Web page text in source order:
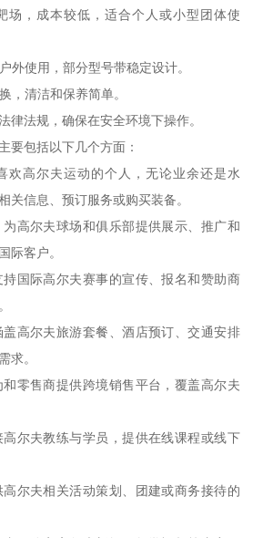
场，成本较低，适合个人或小型团体使
外使用，部分型号带稳定设计。
，清洁和保养简单。
律法规，确保在安全环境下操作。
要包括以下几个方面：
欢高尔夫运动的个人，无论业余还是水
关信息、预订服务或购买装备。
高尔夫球场和俱乐部提供展示、推广和
际客户。
国际高尔夫赛事的宣传、报名和赞助商
高尔夫旅游套餐、酒店预订、交通安排
求。
零售商提供跨境销售平台，覆盖高尔夫
尔夫教练与学员，提供在线课程或线下
尔夫相关活动策划、团建或商务接待的